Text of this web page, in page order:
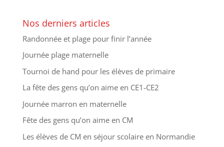
Nos derniers articles
Randonnée et plage pour finir l’année
Journée plage maternelle
Tournoi de hand pour les élèves de primaire
La fête des gens qu’on aime en CE1-CE2
Journée marron en maternelle
Fête des gens qu’on aime en CM
Les élèves de CM en séjour scolaire en Normandie